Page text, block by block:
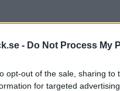
- Do Not Process My
opt-out of the sale, sharing
for targeted
någonsin klar att se
allt fyllt med nya
frågeställningar.